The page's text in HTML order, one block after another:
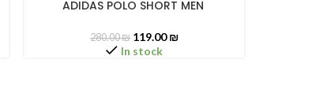
SELECT OPTIONS
ADIDAS POLO SHORT MEN
280.00₪ 119.00₪
In stock